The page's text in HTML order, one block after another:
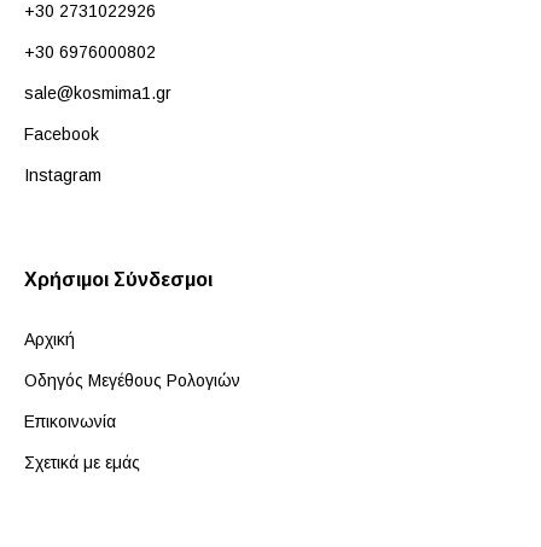
+30 2731022926
+30 6976000802
sale@kosmima1.gr
Facebook
Instagram
Χρήσιμοι Σύνδεσμοι
Αρχική
Οδηγός Μεγέθους Ρολογιών
Επικοινωνία
Σχετικά με εμάς